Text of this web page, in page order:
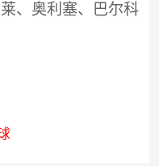
、奥利塞、巴尔科